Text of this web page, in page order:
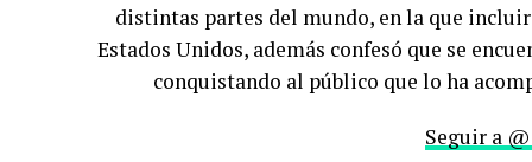
distintas partes del mundo, en la que
Estados Unidos, además confesó que se
conquistando al público que lo ha
Seguir a